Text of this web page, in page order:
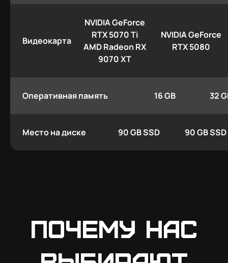
Видеокарта
NVIDIA GeForce
RTX 5070 Ti
AMD Radeon RX
9070 XT
NVIDIA GeForce
RTX 5080
Оперативная память 16 GB 32
Место на диске 90 GB SSD 90 GB SSD
Почему нас